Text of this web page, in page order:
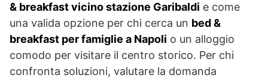
& breakfast vicino stazione Garibaldi e come
una valida opzione per chi cerca un bed &
breakfast per famiglie a Napoli o un alloggio
comodo per visitare il centro storico. Per chi
confronta soluzioni, valutare la domanda